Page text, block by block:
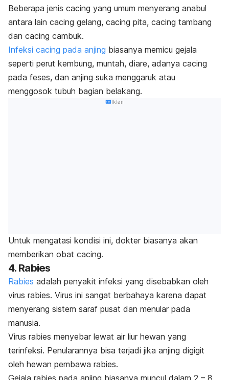
Beberapa jenis cacing yang umum menyerang anabul
antara lain cacing gelang, cacing pita, cacing tambang
dan cacing cambuk.
Infeksi cacing pada anjing biasanya memicu gejala
seperti perut kembung, muntah, diare, adanya cacing
pada feses, dan anjing suka menggaruk atau
menggosok tubuh bagian belakang.
Iklan
Untuk mengatasi kondisi ini, dokter biasanya akan
memberikan obat cacing.
4. Rabies
Rabies adalah penyakit infeksi yang disebabkan oleh
virus rabies. Virus ini sangat berbahaya karena dapat
menyerang sistem saraf pusat dan menular pada
manusia.
Virus rabies menyebar lewat air liur hewan yang
terinfeksi. Penularannya bisa terjadi jika anjing digigit
oleh hewan pembawa rabies.